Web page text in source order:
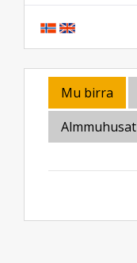
Mu birra
Almmuhusat